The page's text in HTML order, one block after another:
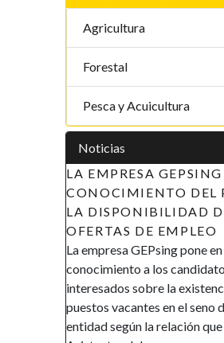
Agricultura
Forestal
Pesca y Acuicultura
Noticias
GEPSING PONE EN
DEL PUBLICO
DE VARIAS
DE EMPLEO
GEPsing pone en
a los candidatos
sobre la existencia de varios
vacantes en el seno de esta
según la relación que se cita:
LA
DE